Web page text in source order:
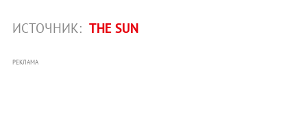
ИСТОЧНИК: THE SUN
РЕКЛАМА